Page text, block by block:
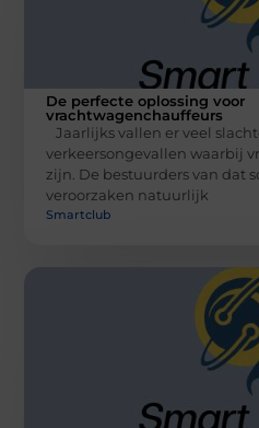
De perfecte oplossing voor
vrachtwagenchauffeurs
Jaarlijks vallen er veel
verkeersongevallen waarbij
zijn. De bestuurders van dat
veroorzaken natuurlijk
Smartclub